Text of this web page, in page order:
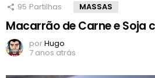
95 Partilhas MASSAS
Macarrão de Carne e Soja
porHugo
7 anos atrás